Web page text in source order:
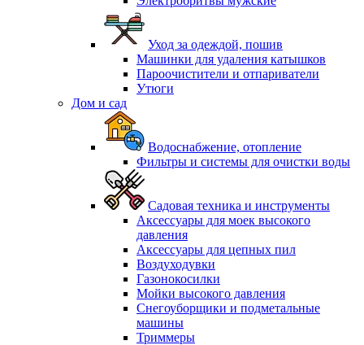
Уход за одеждой, пошив
Машинки для удаления катышков
Пароочистители и отпариватели
Утюги
Дом и сад
Водоснабжение, отопление
Фильтры и системы для очистки воды
Садовая техника и инструменты
Аксессуары для моек высокого
давления
Аксессуары для цепных пил
Воздуходувки
Газонокосилки
Мойки высокого давления
Снегоуборщики и подметальные
машины
Триммеры